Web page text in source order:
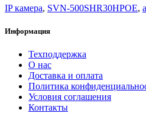
IP камера, SVN-500SHR30HPOE,
Информация
Техподдержка
О нас
Доставка и оплата
Политика
Условия соглашения
Контакты